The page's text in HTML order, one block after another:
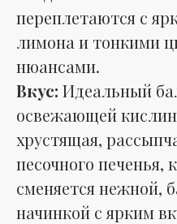
переплетаются с
лимона и тонкими
нюансами.
Вкус: Идеальный
освежающей
хрустящая,
песочного печенья,
сменяется нежной,
начинкой с ярким